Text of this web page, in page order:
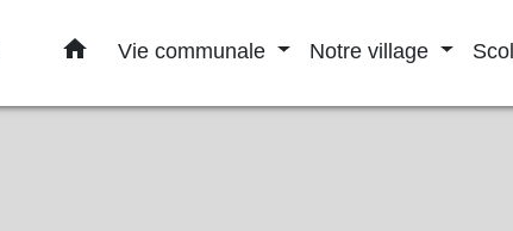
home Vie communale Notre village